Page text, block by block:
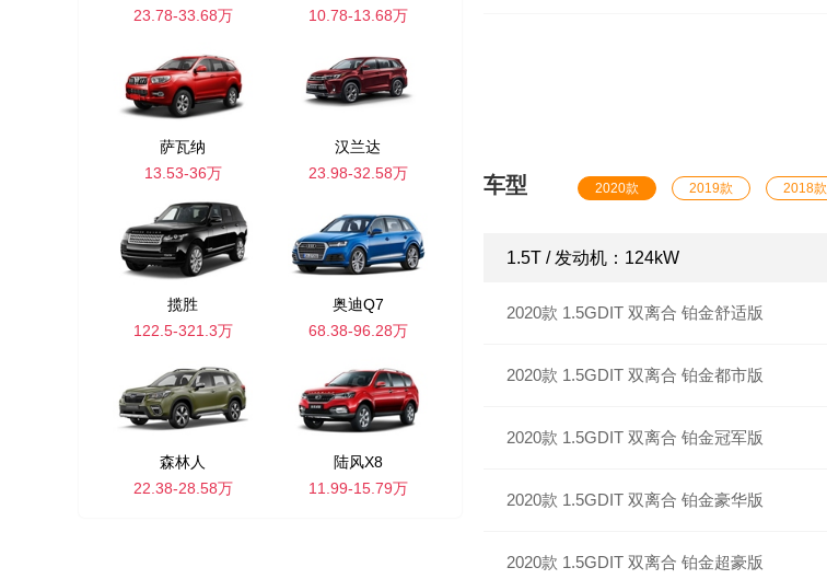
23.78-33.68万
10.78-13.68万
萨瓦纳
13.53-36万
汉兰达
23.98-32.58万
揽胜
122.5-321.3万
奥迪Q7
68.38-96.28万
森林人
22.38-28.58万
陆风X8
11.99-15.79万
车型 2020款 2019款 2018款
1.5T / 发动机：124kW
2020款 1.5GDIT 双离合 铂金舒适版
2020款 1.5GDIT 双离合 铂金都市版
2020款 1.5GDIT 双离合 铂金冠军版
2020款 1.5GDIT 双离合 铂金豪华版
2020款 1.5GDIT 双离合 铂金超豪版